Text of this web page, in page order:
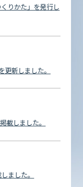
りかた」を発行し
更新しました。
載しました。
ました。